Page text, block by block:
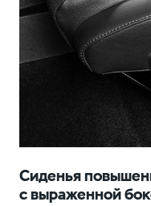
Сиденья
с выраженной